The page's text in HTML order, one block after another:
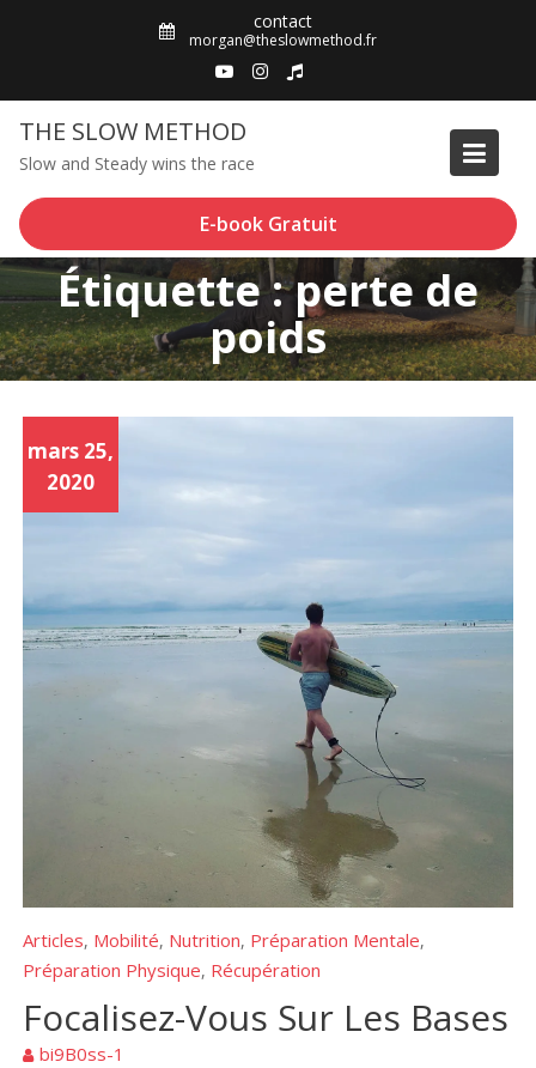
contact
morgan@theslowmethod.fr
THE SLOW METHOD
Slow and Steady wins the race
E-book Gratuit
Étiquette : perte de
poids
mars 25,
2020
Articles, Mobilité, Nutrition, Préparation Mentale,
Préparation Physique, Récupération
Focalisez-Vous Sur Les Bases
bi9B0ss-1